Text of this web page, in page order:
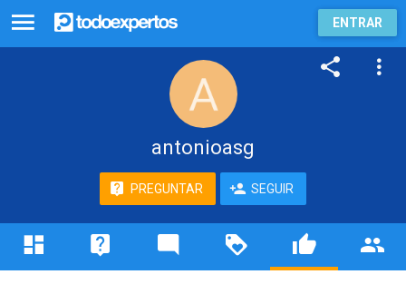
ENTRAR
antonioasg
PREGUNTAR SEGUIR